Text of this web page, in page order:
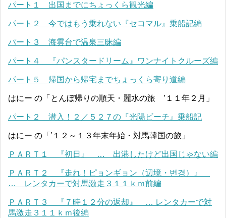
パート１ 出国までにちょっくら観光編
パート２ 今ではもう乗れない『セコマル』乗船記編
パート３ 海雲台で温泉三昧編
パート４ 『パンスタードリーム』ワンナイトクルーズ編
パート５ 帰国から帰宅までちょっくら寄り道編
はにー の「とんぼ帰りの順天・麗水の旅 ’１１年２月」
パート２ 潜入！２／５２７の『光陽ビーチ』乗船記
はにー の「’１２～１３年末年始・対馬韓国の旅」
ＰＡＲＴ１ 『初日』 … 出港したけど出国じゃない編
ＰＡＲＴ２ 『走れ！ピョンギョン（辺境・변경）』
… レンタカーで対馬激走３１１ｋｍ前編
ＰＡＲＴ３ 『７時１２分の返却』 … レンタカーで対
馬激走３１１ｋｍ後編